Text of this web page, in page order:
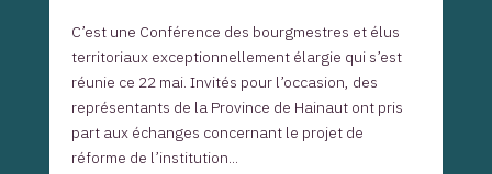
C’est une Conférence des bourgmestres et élus
territoriaux exceptionnellement élargie qui s’est
réunie ce 22 mai. Invités pour l’occasion, des
représentants de la Province de Hainaut ont pris
part aux échanges concernant le projet de
réforme de l’institution...